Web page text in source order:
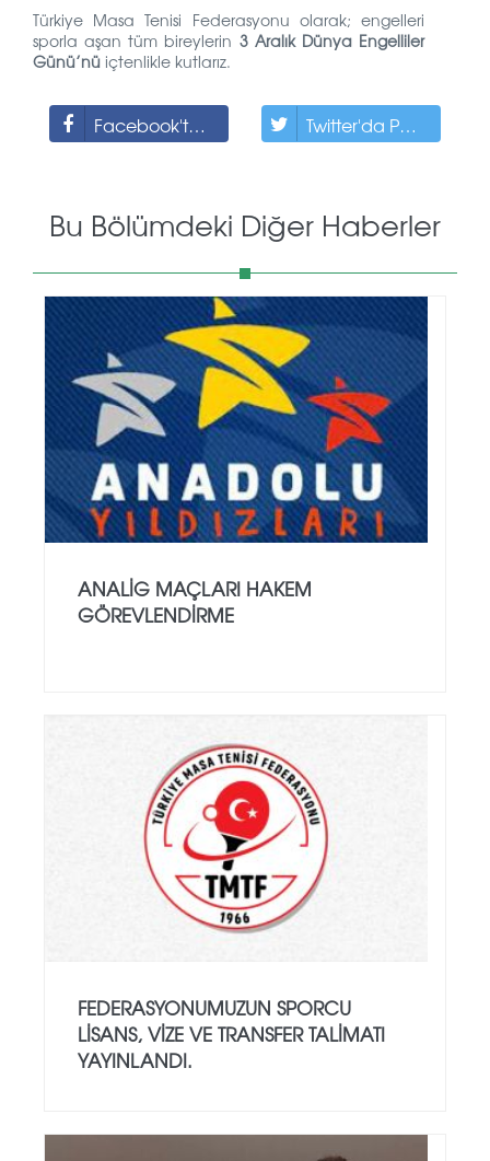
Türkiye Masa Tenisi Federasyonu olarak; engelleri
sporla aşan tüm bireylerin 3 Aralık Dünya Engelliler
Günü’nü içtenlikle kutlarız.
Facebook'ta Paylaş Twitter'da Paylaş
Bu Bölümdeki Diğer Haberler
ANALİG MAÇLARI HAKEM
GÖREVLENDİRME
FEDERASYONUMUZUN SPORCU
LISANS, VIZE VE TRANSFER TALIMATI
YAYINLANDI.